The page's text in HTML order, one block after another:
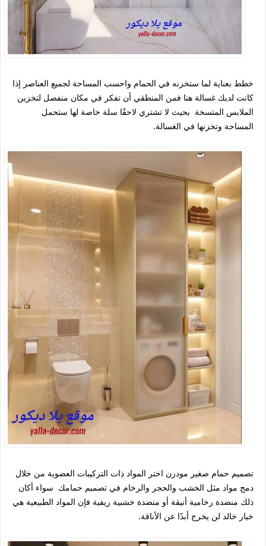
خطط بعناية لما ستخزنه في الحمام واحسب المساحة لجميع العناصر إذا
كانت لديك غسالة هنا فمن المنطقي أن تفكر في مكان منفصل لتخزين
الملابس المتسخة بحيث لا تشتري لاحقًا سلة خاصة لها ستحمل
المساحة وتخزنها في الغسالة.
تصميم حمام صغير مودرن اختر المواد ذات التركيبات العضوية من خلال
دمج مواد مثل الخشب والحجر والرخام في تصميم حمامك سواء أكان
ذلك منضدة رخامية أنيقة أو منضدة خشبية ريفية فإن المواد الطبيعية هي
خيار خالد لن يخرج أبدًا عن الأناقة.